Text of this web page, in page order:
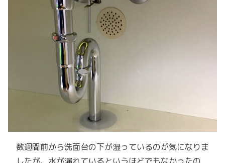
数週間前から洗面台の下が湿っているのが気になりま